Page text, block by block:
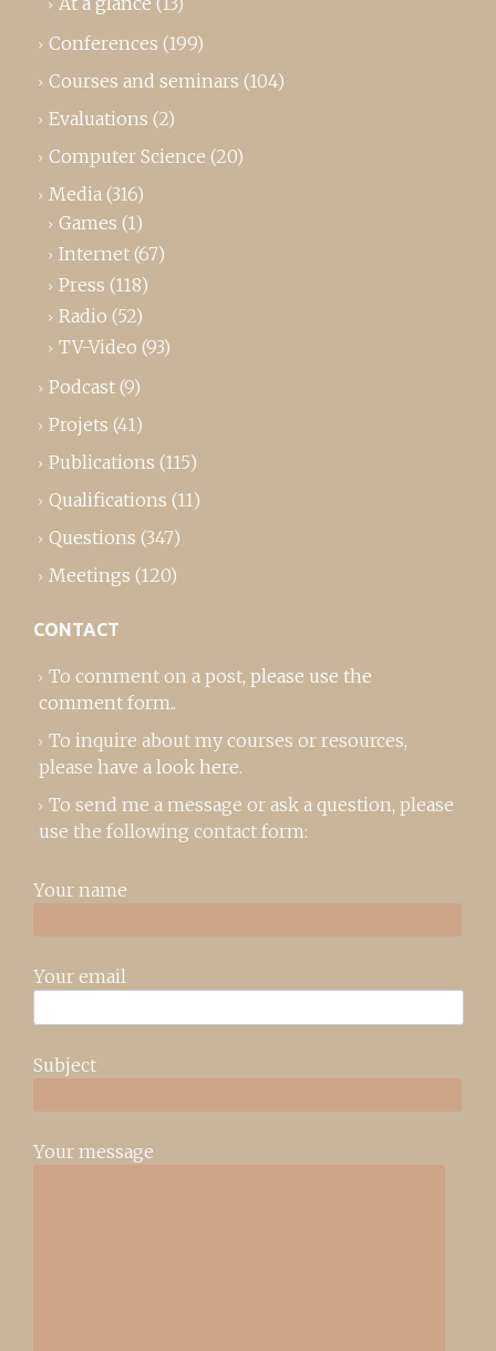
Conferences (199)
Courses and seminars (104)
Evaluations (2)
Computer Science (20)
Media (316)
Games (1)
Internet (67)
Press (118)
Radio (52)
TV-Video (93)
Podcast (9)
Projets (41)
Publications (115)
Qualifications (11)
Questions (347)
Meetings (120)
CONTACT
To comment on a post, please use the
comment form..
To inquire about my courses or resources,
please have a look here.
To send me a message or ask a question, please
use the following contact form:
Your name
Your email
Subject
Your message